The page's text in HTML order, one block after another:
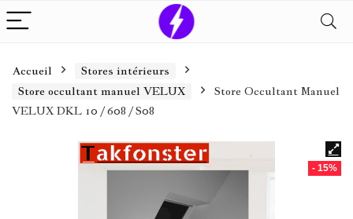
Accueil
Stores intérieurs
Store occultant manuel VELUX
Store Occultant Manuel
VELUX DKL 10 / 608 / S08
- 15%